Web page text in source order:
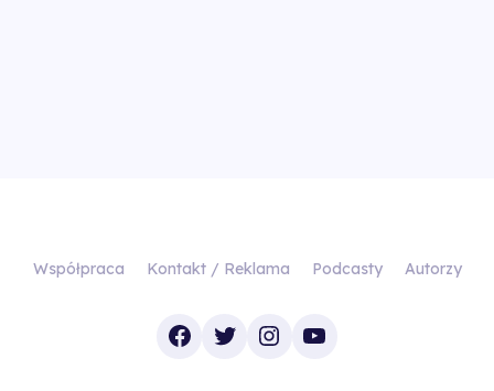
Współpraca Kontakt / Reklama Podcasty Autorzy
Facebook
TwitterInstagram
YouTube